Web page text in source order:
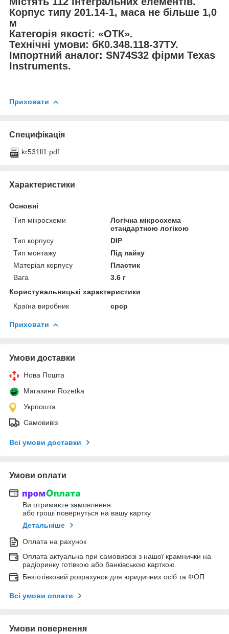
Корпус типу 201.14-1, маса не більше 1,0
м
Категорія якості: «ОТК».
Технічні умови: бК0.348.118-37ТУ.
Імпортний аналог: SN74S32 фірми Texas
Instruments.
Приховати
Специфікація
kr531ll1.pdf
Характеристики
Основні
Тип мікросхеми
Логічна мікросхема
стандартною логікою
Тип корпусу
DIP
Тип монтажу
Під пайку
Матеріал корпусу
Пластик
Вага
3.6 г
Користувальницькі характеристики
Країна виробник
срср
Приховати
Умови доставки
Нова Пошта
Магазини Rozetka
Укрпошта
Самовивіз
Всі умови доставки
Умови оплати
Ви отримаєте замовлення
або гроші повернуться на вашу картку
Детальніше
Оплата на рахунок
Оплата актуальна при самовивозі з нашої крамнички на
радіоринку готівкою або банківською карткою.
Безготівковий розрахунок для юридичних осіб та ФОП
Всі умови оплати
Умови повернення